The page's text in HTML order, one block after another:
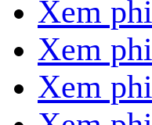
Xem
Xem
Xem